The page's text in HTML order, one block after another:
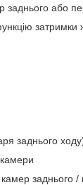
або
заднього
заднього /